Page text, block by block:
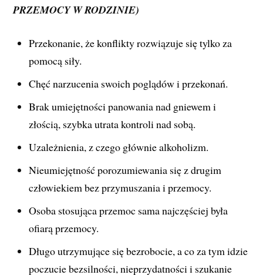
PRZEMOCY W RODZINIE)
Przekonanie, że konflikty rozwiązuje się tylko za
pomocą siły.
Chęć narzucenia swoich poglądów i przekonań.
Brak umiejętności panowania nad gniewem i
złością, szybka utrata kontroli nad sobą.
Uzależnienia, z czego głównie alkoholizm.
Nieumiejętność porozumiewania się z drugim
człowiekiem bez przymuszania i przemocy.
Osoba stosująca przemoc sama najczęściej była
ofiarą przemocy.
Długo utrzymujące się bezrobocie, a co za tym idzie
poczucie bezsilności, nieprzydatności i szukanie